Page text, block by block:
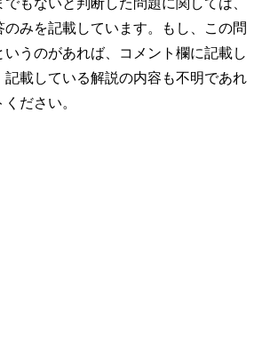
もないと判断した問題に関しては、
みを記載しています。もし、この問
うのがあれば、コメント欄に記載し
記載している解説の内容も不明であれ
ださい。